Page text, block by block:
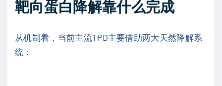
靶向蛋白降解靠什么完成
从机制看，当前主流TPD主要借助两大天然降解系
统：